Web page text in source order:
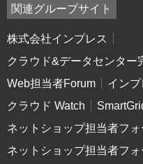
関連グループサイト
株式会社インプレス
クラウド&データセンター
Web担当者Forum
イン
クラウド Watch
ネットショップ担当者フォ
ネットショップ担当者フ